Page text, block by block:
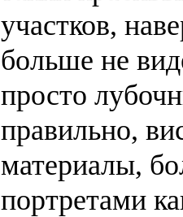
участков,
больше не
просто
правильно,
материалы,
портретами